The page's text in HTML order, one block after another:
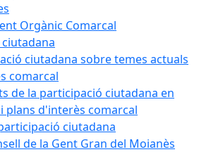
Orgànic Comarcal
ciutadana sobre temes actuals
comarcal
de la participació ciutadana en
plans d'interès comarcal
ciutadana
de la Gent Gran del Moianès